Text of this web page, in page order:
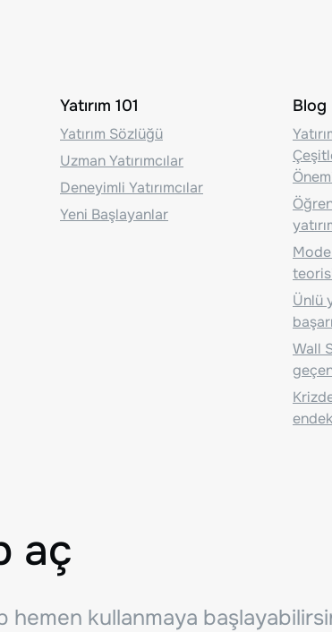
Yatırım 101
Yatırım Sözlüğü
Uzman Yatırımcılar
Deneyimli Yatırımcılar
Yeni Başlayanlar
Blog
Ünlü
Wall
aç
hemen kullanmaya